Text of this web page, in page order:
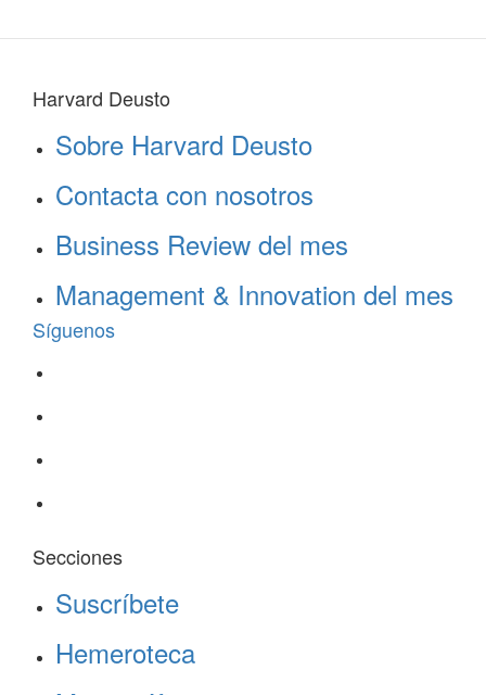
Harvard Deusto
Sobre Harvard Deusto
Contacta con nosotros
Business Review del mes
Management & Innovation del mes
Síguenos
Secciones
Suscríbete
Hemeroteca